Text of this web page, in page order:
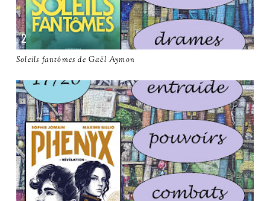
Soleils fantômes de Gaël Aymon